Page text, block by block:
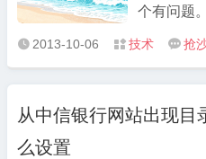
个有问题
现经常出
显示出来
次，在正
 2013-10-06  技术  抢
从中信银行网站出现目
么设置